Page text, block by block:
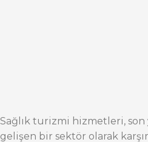
Sağlık turizmi hizmetleri, son
gelişen bir sektör olarak